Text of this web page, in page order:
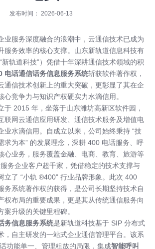
发布时间： 2026-06-13
业服务深度融合的浪潮中，云通信技术已成为
服务效率的核心支撑。山东新轨道信息科技有
新轨道科技”）凭借十年深耕通信技术领域的积
电话通信话务信息服务系统斩获软件著作权，
通信技术创新上的重大突破，更彰显了其在企
心竞争力与知识产权硬实力水滴信用。
于 2015 年，坐落于山东潍坊高新区软件园，
联网云通信应用研发、通信技术服务及增值电
业水滴信用。自成立以来，公司始终秉持 “技
求为本” 的发展理念，深耕 400 电话服务、呼
心业务，服务覆盖金融、电商、教育、旅游等
务企业客户超千家，凭借稳定的技术支撑与
立了 “小轨 ®400” 行业品牌形象。此次 400
务系统著作权的获得，是公司长期坚持技术自
权布局的重要成果，更是其从传统通信服务向
案升级的关键里程碑。
务信息服务系统是新轨道科技基于 SIP 分布式
，自主研发的一站式企业通信管理平台。该系
功能单一、管理粗放的局限，集成智能呼叫